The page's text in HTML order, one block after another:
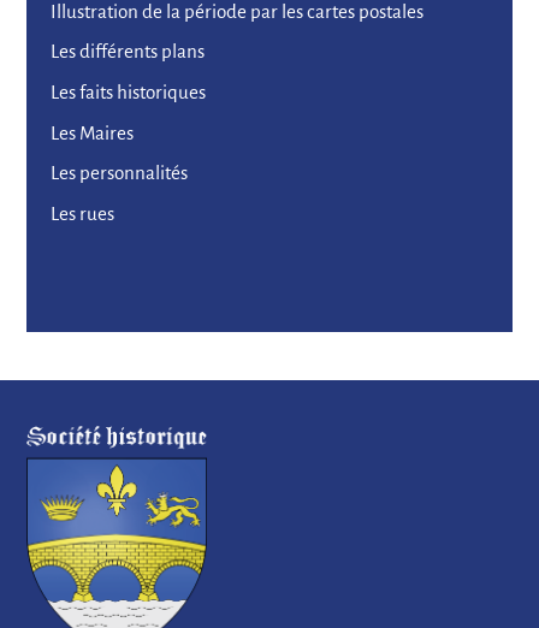
Illustration de la période par les cartes postales
Les différents plans
Les faits historiques
Les Maires
Les personnalités
Les rues